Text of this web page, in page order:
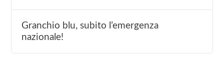
Granchio blu, subito l’emergenza
nazionale!